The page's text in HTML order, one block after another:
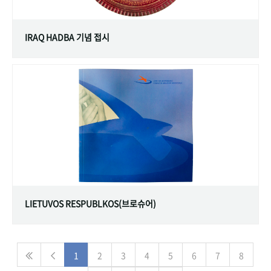
IRAQ HADBA 기념 접시
LIETUVOS RESPUBLKOS(브로슈어)
1 2 3 4 5 6 7 8